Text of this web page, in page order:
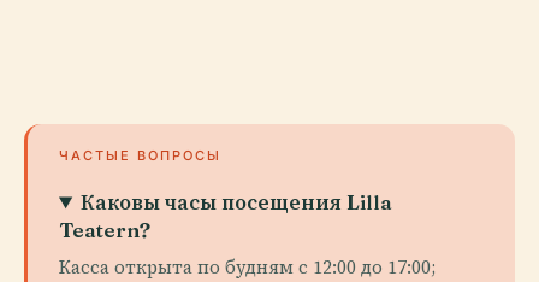
ЧАСТЫЕ ВОПРОСЫ
Каковы часы посещения Lilla
Teatern?
Касса открыта по будням с 12:00 до 17:00;